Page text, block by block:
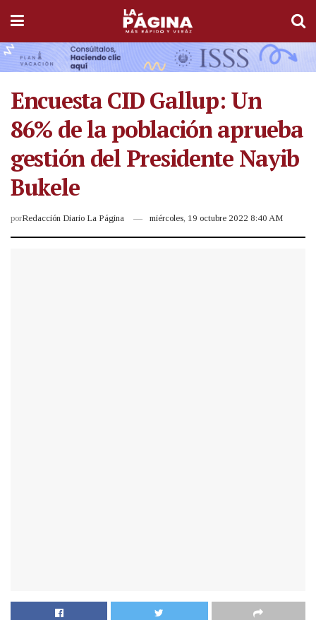
Encuesta CID Gallup: Un
86% de la población aprueba
gestión del Presidente Nayib
Bukele
porRedacción Diario La Página miércoles, 19 octubre 2022 8:40 AM